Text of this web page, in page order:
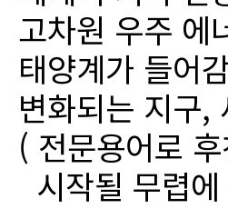
고차원 우주 에
태양계가 들어
변화되는 지구,
( 전문용어로
시작될 무렵에